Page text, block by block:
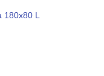
180x80 L